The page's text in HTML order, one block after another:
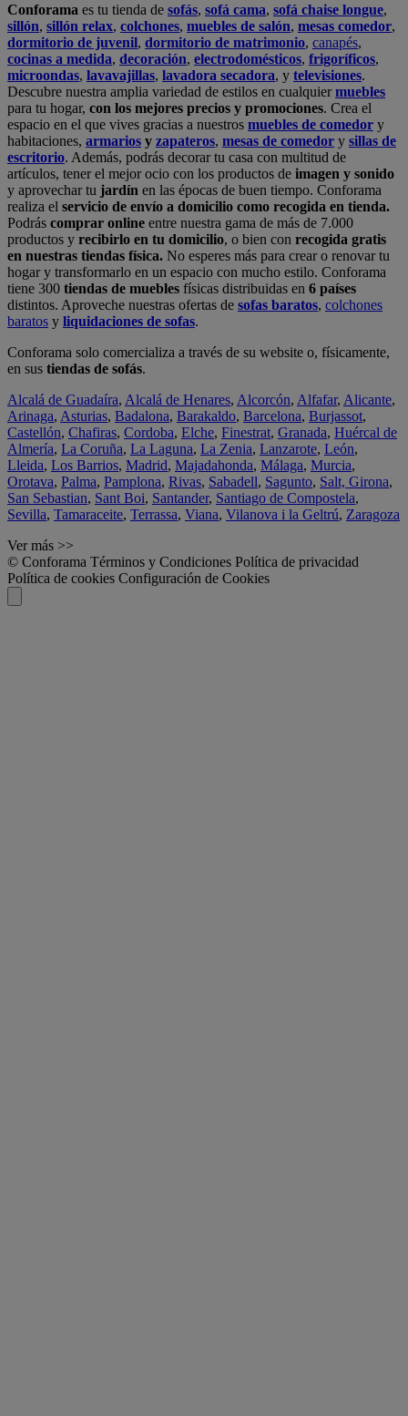
Conforama es tu tienda de sofás, sofá cama, sofá chaise longue,
sillón, sillón relax, colchones, muebles de salón, mesas comedor,
dormitorio de juvenil, dormitorio de matrimonio, canapés,
cocinas a medida, decoración, electrodomésticos, frigoríficos,
microondas, lavavajillas, lavadora secadora, y televisiones.
Descubre nuestra amplia variedad de estilos en cualquiermuebles
para tu hogar, con los mejores precios y promociones. Crea el
espacio en el que vives gracias a nuestros muebles de comedor y
habitaciones, armarios y zapateros, mesas de comedor y sillas de
escritorio. Además, podrás decorar tu casa con multitud de
artículos, tener el mejor ocio con los productos de imagen y sonido
y aprovechar tu jardín en las épocas de buen tiempo. Conforama
realiza el servicio de envío a domicilio como recogida en tienda.
Podrás comprar online entre nuestra gama de más de 7.000
productos y recibirlo en tu domicilio, o bien con recogida gratis
en nuestras tiendas física. No esperes más para crear o renovar tu
hogar y transformarlo en un espacio con mucho estilo. Conforama
tiene 300 tiendas de muebles físicas distribuidas en 6 países
distintos. Aproveche nuestras ofertas de sofas baratos, colchones
baratos y liquidaciones de sofas.
Conforama solo comercializa a través de su website o, físicamente,
en sus tiendas de sofás.
Alcalá de Guadaíra, Alcalá de Henares, Alcorcón, Alfafar, Alicante,
Arinaga, Asturias, Badalona, Barakaldo, Barcelona, Burjassot,
Castellón, Chafiras, Cordoba, Elche, Finestrat, Granada, Huércal de
Almería, La Coruña, La Laguna, La Zenia, Lanzarote, León,
Lleida, Los Barrios, Madrid, Majadahonda, Málaga, Murcia,
Orotava, Palma, Pamplona, Rivas, Sabadell, Sagunto, Salt, Girona,
San Sebastian, Sant Boi, Santander, Santiago de Compostela,
Sevilla, Tamaraceite, Terrassa, Viana, Vilanova i la Geltrú, Zaragoza
Ver más >>
© Conforama Términos y Condiciones Política de privacidad
Política de cookies Configuración de Cookies